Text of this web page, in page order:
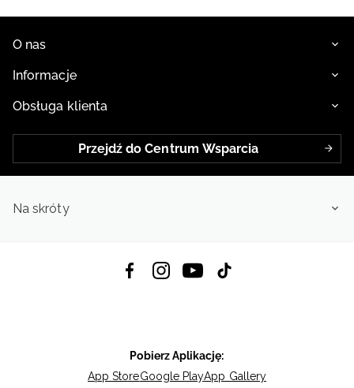
O nas
Informacje
Obsługa klienta
Przejdź do Centrum Wsparcia
Na skróty
Pobierz Aplikację:
App StoreGoogle PlayApp Gallery